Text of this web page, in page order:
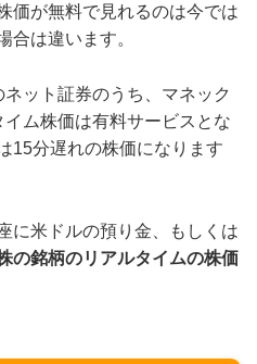
価が無料で見れるのは今では
合は違います。
ット証券のうち、マネック
ム株価は有料サービスとな
15分遅れの株価になります
に米ドルの預り金、もしくは
の銘柄のリアルタイムの株価